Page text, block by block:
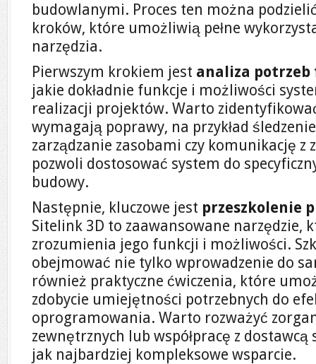
budowlanymi. Proces ten można
kroków, które umożliwią pełne
narzędzia.
Pierwszym krokiem jest analiza
jakie dokładnie funkcje i możliwości
realizacji projektów. Warto
wymagają poprawy, na przykład
zarządzanie zasobami czy komunikację z
pozwoli dostosować system do
budowy.
Następnie, kluczowe jest przeszkolenie
Sitelink 3D to zaawansowane narzędzie,
zrozumienia jego funkcji i możliwości.
obejmować nie tylko wprowadzenie do
również praktyczne ćwiczenia, które
zdobycie umiejętności potrzebnych do
oprogramowania. Warto rozważyć
zewnętrznych lub współpracę z
jak najbardziej kompleksowe wsparcie.